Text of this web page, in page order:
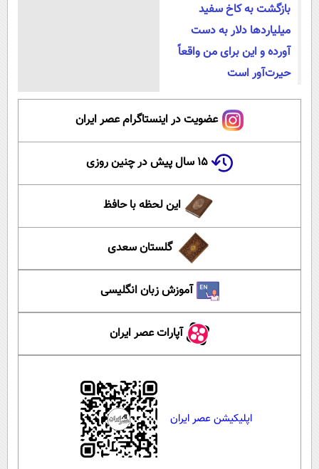
بازگشت به کاخ سفید
میلیارد‌ها دلار به دست
آورده و این برای من واقعاً
حیرت‌آور است
عضویت در اینستاگرام عصر ایران
۱۵ سال پیش در چنین روزی
این لحظه با حافظ
گلستان سعدی
آموزش زبان انگلیسی
آپارات عصر ایران
اپلیکیشن عصر ایران